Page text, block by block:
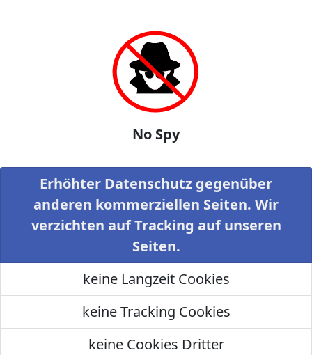
No Spy
Erhöhter Datenschutz gegenüber
anderen kommerziellen Seiten. Wir
verzichten auf Tracking auf unseren
Seiten.
keine Langzeit Cookies
keine Tracking Cookies
keine Cookies Dritter